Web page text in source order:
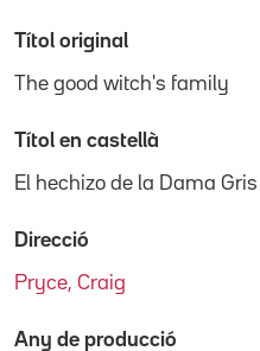
Títol original
The good witch's family
Títol en castellà
El hechizo de la Dama Gris
Direcció
Pryce, Craig
Any de producció